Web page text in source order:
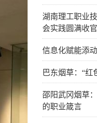
湖南理工职业
会实践圆满收
信息化赋能添
巴东烟草：“红
邵阳武冈烟草
的职业箴言